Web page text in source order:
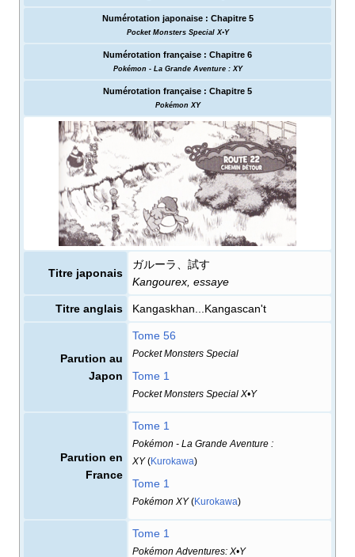
Numérotation japonaise : Chapitre 5
Pocket Monsters Special X•Y
Numérotation française : Chapitre 6
Pokémon - La Grande Aventure : XY
Numérotation française : Chapitre 5
Pokémon XY
Titre japonais
ガルーラ、試す
Kangourex, essaye
Titre anglais Kangaskhan...Kangascan't
Parution au
Japon
Tome 56
Pocket Monsters Special
Tome 1
Pocket Monsters Special X•Y
Parution en
France
Tome 1
Pokémon - La Grande Aventure :
XY(Kurokawa)
Tome 1
Pokémon XY(Kurokawa)
Tome 1
Pokémon Adventures: X•Y